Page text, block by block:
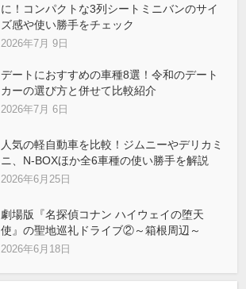
に！コンパクトな3列シートミニバンのサイ
ズ感や使い勝手をチェック
2026年7月 9日
デートにおすすめの車種8選！令和のデート
カーの選び方と併せて比較紹介
2026年7月 6日
人気の軽自動車を比較！ジムニーやデリカミ
ニ、N-BOXほか全6車種の使い勝手を解説
2026年6月25日
劇場版『名探偵コナン ハイウェイの堕天
使』の聖地巡礼ドライブ②～箱根周辺～
2026年6月18日